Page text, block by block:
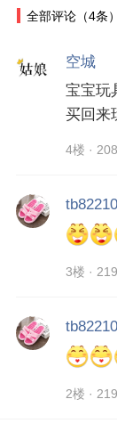
全部评论（4条）
空城
宝宝玩
买回来
4楼 ·
3楼 ·
2楼 ·